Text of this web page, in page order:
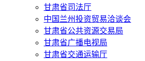
甘肃省司法厅
中国兰州投资贸易洽谈会
甘肃省公共资源交易局
甘肃省广播电视局
甘肃省交通运输厅